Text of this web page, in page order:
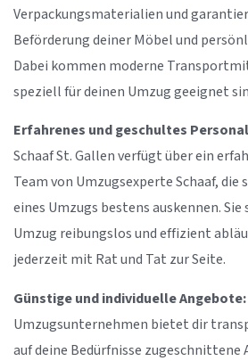
Verpackungsmaterialien und
Beförderung deiner Möbel und
Dabei kommen moderne
speziell für deinen Umzug geeignet
Erfahrenes und geschultes
Schaaf St. Gallen verfügt über ein
Team von Umzugsexperte Schaaf,
eines Umzugs bestens auskennen. Sie
Umzug reibungslos und effizient
jederzeit mit Rat und Tat zur Seite.
Günstige und individuelle Angebote:
Umzugsunternehmen bietet dir
auf deine Bedürfnisse zugeschnittene